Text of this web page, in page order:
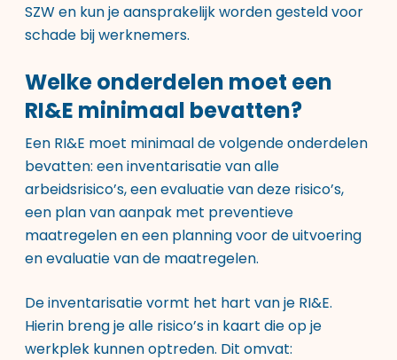
SZW en kun je aansprakelijk worden gesteld voor
schade bij werknemers.
Welke onderdelen moet een
RI&E minimaal bevatten?
Een RI&E moet minimaal de volgende onderdelen
bevatten: een inventarisatie van alle
arbeidsrisico’s, een evaluatie van deze risico’s,
een plan van aanpak met preventieve
maatregelen en een planning voor de uitvoering
en evaluatie van de maatregelen.
De inventarisatie vormt het hart van je RI&E.
Hierin breng je alle risico’s in kaart die op je
werkplek kunnen optreden. Dit omvat: